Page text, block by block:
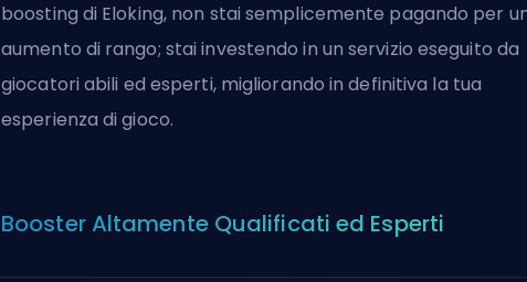
boosting di Eloking, non stai semplicemente pagando per
aumento di rango; stai investendo in un servizio eseguito da
giocatori abili ed esperti, migliorando in definitiva la tua
esperienza di gioco.
Booster Altamente Qualificati ed Esperti